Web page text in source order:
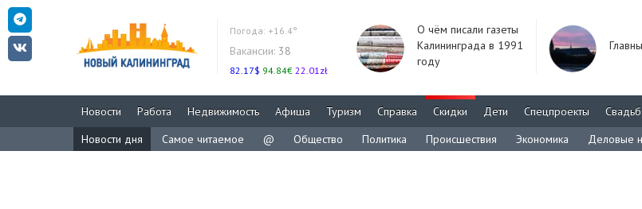
Погода: +16.4°
Вакансии: 38
82.17$ 94.84€ 22.01zł
О чём писали газеты
Калининграда в 1991
году
Новости Работа Недвижимость Афиша Туризм Справка Скидки Дети Спецпроекты
Новости дня
Самое читаемое @ Общество Политика Происшествия Экономика Деловые